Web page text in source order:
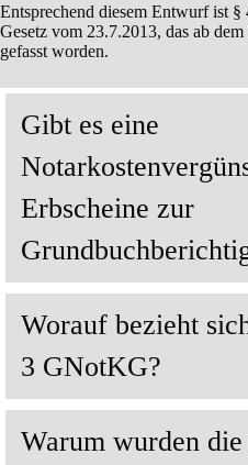
Entsprechend diesem Entwurf ist
Gesetz vom 23.7.2013, das ab
gefasst worden.
Gibt es eine
Erbscheine zur
Worauf bezieht
3 GNotKG?
Warum wurden